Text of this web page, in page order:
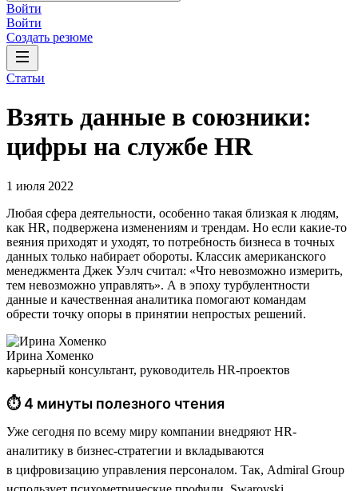
Войти
Войти
Создать резюме
Статьи
Взять данные в союзники:
цифры на службе HR
1 июля 2022
Любая сфера деятельности, особенно такая близкая к людям,
как HR, подвержена изменениям и трендам. Но если какие-то
веяния приходят и уходят, то потребность бизнеса в точных
данных только набирает обороты. Классик американского
менеджмента Джек Уэлч считал: «Что невозможно измерить,
тем невозможно управлять». А в эпоху турбулентности
данные и качественная аналитика помогают командам
обрести точку опоры в принятии непростых решений.
Ирина Хоменко
карьерный консультант, руководитель HR-проектов
⏱ 4 минуты полезного чтения
Уже сегодня по всему миру компании внедряют HR-
аналитику в бизнес-стратегии и вкладываются
в цифровизацию управления персоналом. Так, Admiral Group